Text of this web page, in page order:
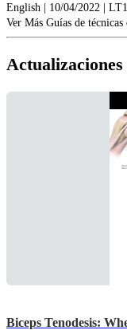
English | 10/04/2022 |
Ver Más Guías de
Biceps Tenodesis: